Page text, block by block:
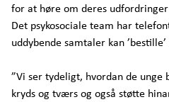
for at høre om deres
Det psykosociale team har
uddybende samtaler kan
”Vi ser tydeligt, hvordan de unge
kryds og tværs og også støtte